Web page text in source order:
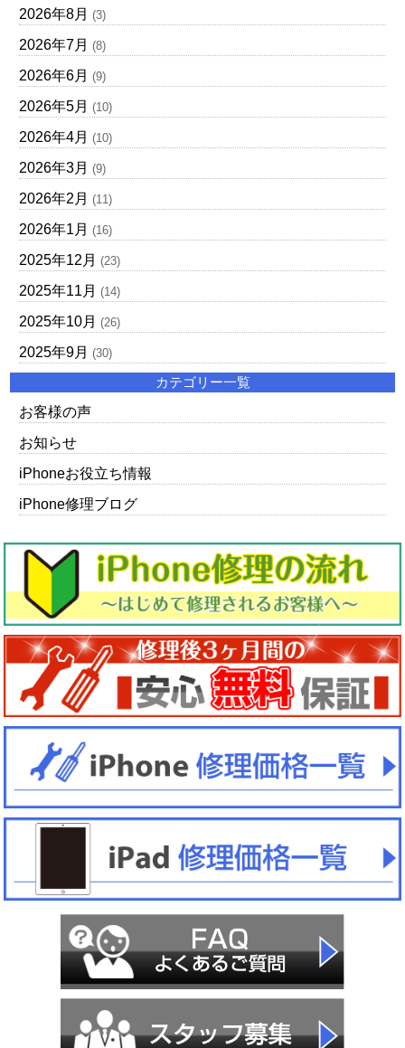
2026年8月 (3)
2026年7月 (8)
2026年6月 (9)
2026年5月 (10)
2026年4月 (10)
2026年3月 (9)
2026年2月 (11)
2026年1月 (16)
2025年12月 (23)
2025年11月 (14)
2025年10月 (26)
2025年9月 (30)
カテゴリー一覧
お客様の声
お知らせ
iPhoneお役立ち情報
iPhone修理ブログ